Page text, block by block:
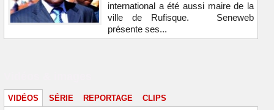
international a été aussi maire de la
ville de Rufisque. Seneweb
présente ses...
VIDÉOS SÉRIE REPORTAGE CLIPS